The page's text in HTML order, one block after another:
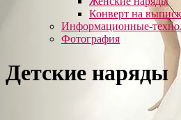
Конверт на
Информационные-
Фотография
Детские наряды